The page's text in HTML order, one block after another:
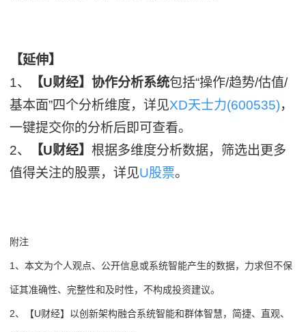
【延伸】
1、
【U财经】协作分析系统包括“操作/趋势/估值/
基本面”四个分析维度，详见XD天士力(600535)，
一键提交你的分析后即可查看。
2、
【U财经】根据多维度分析数据，筛选出更多
值得关注的股票，详见U股票。
附注
1、本文为个人观点、公开信息或系统智能产生的数据，力求但不保
证其准确性、完整性和及时性，不构成投资建议。
2、【U财经】以创新架构融合系统智能和群体智慧，简捷、直观、